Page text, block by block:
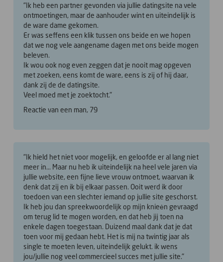
"Ik heb een partner gevonden via jullie datingsite na vele
ontmoetingen, maar de aanhouder wint en uiteindelijk is
de ware dame gekomen.
Er was seffens een klik tussen ons beide en we hopen
dat we nog vele aangename dagen met ons beide mogen
beleven.
Ik wou ook nog even zeggen dat je nooit mag opgeven
met zoeken, eens komt de ware, eens is zij of hij daar,
dank zij de de datingsite.
Veel moed met je zoektocht."
Reactie van een man, 79
"Ik hield het niet voor mogelijk, en geloofde er al lang niet
meer in... Maar nu heb ik uiteindelijk na heel vele jaren via
jullie website, een fijne lieve vrouw ontmoet, waarvan ik
denk dat zij en ik bij elkaar passen. Ooit werd ik door
toedoen van een slechter iemand op jullie site geschorst.
Ik heb jou dan spreekwoordelijk op mijn knieėn gevraagd
om terug lid te mogen worden, en dat heb jij toen na
enkele dagen toegestaan. Duizend maal dank dat je dat
toen voor mij gedaan hebt. Het is mij na twintig jaar als
single te moeten leven, uiteindelijk gelukt. ik wens
jou/jullie nog veel commercieel succes met jullie site."